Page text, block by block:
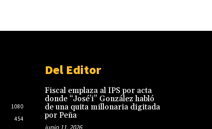
1080
454
Del Editor
Fiscal emplaza al IPS por acta
donde “José’i” González habló
de una quita millonaria digitada
por Peña